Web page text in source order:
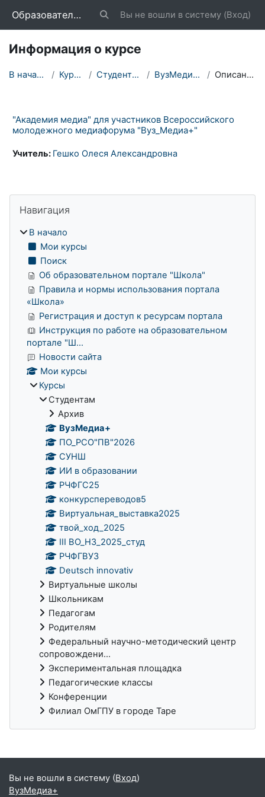
Образовательный портал «Школа» Изменить данные поисковой строки
Вы не вошли в систему (Вход)
Информация о курсе
В начало Курсы Студентам ВузМедиа+ Описание
"Академия медиа" для участников Всероссийского
молодежного медиафорума "Вуз_Медиа+"
Учитель: Гешко Олеся Александровна
Блоки
Навигация
В начало
Мои курсы
Поиск
Об образовательном портале "Школа"
Правила и нормы использования портала
«Школа»
Регистрация и доступ к ресурсам портала
Инструкция по работе на образовательном
портале "Ш...
Новости сайта
Мои курсы
Курсы
Студентам
Архив
ВузМедиа+
ПО_РСО"ПВ"2026
СУНШ
ИИ в образовании
РЧФГС25
конкурспереводов5
Виртуальная_выставка2025
твой_ход_2025
III ВО_НЗ_2025_студ
РЧФГВУЗ
Deutsch innovativ
Виртуальные школы
Школьникам
Педагогам
Родителям
Федеральный научно-методический центр
сопровождени...
Экспериментальная площадка
Педагогические классы
Конференции
Филиал ОмГПУ в городе Таре
Дополнительные блоки
Вы не вошли в систему (Вход)
ВузМедиа+